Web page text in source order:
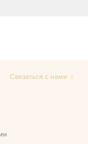
Связаться с нами